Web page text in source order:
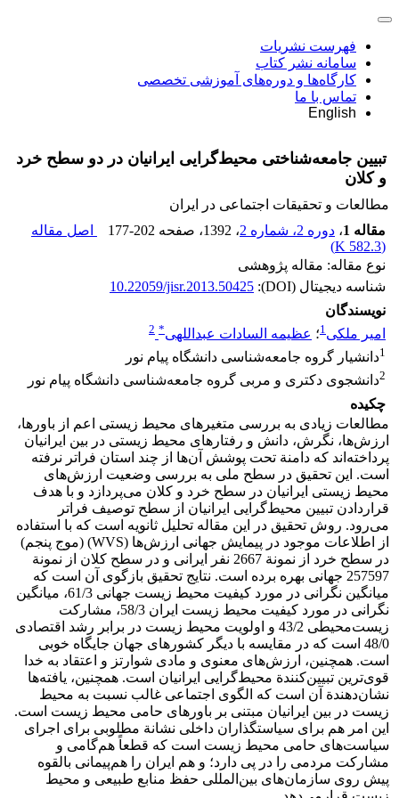
فهرست نشریات
سامانه نشر کتاب
کارگاه‌ها و دوره‌های آموزشی تخصصی
تماس با ما
English
تبیین جامعه‌شناختی محیط‌گرایی ایرانیان در دو سطح خرد
و کلان
مطالعات و تحقیقات اجتماعی در ایران
مقاله 1
، دوره 2، شماره 2 ، 1392 ، صفحه 177-202
اصل مقاله
(
582.3 K
)
نوع مقاله: مقاله پژوهشی
شناسه دیجیتال (DOI):
10.22059/jisr.2013.50425
نویسندگان
امیر ملکی1؛ عظیمه السادات عبداللهی*
2
1دانشیار گروه جامعه‌شناسی دانشگاه پیام نور
2دانشجوی دکتری و مربی گروه جامعه‌شناسی دانشگاه پیام نور
چکیده
مطالعات زیادی به بررسی متغیرهای محیط زیستی اعم از باورها،
ارزش‌ها، نگرش، دانش و رفتارهای محیط زیستی در بین ایرانیان
پرداخته‌اند که دامنة تحت پوشش آن‌ها از چند استان فراتر نرفته
است. این تحقیق در سطح ملی به بررسی وضعیت ارزش‌های
محیط زیستی ایرانیان در سطح خرد و کلان می‌پردازد و با هدف
قراردادن تبیین محیط‌گرایی ایرانیان از سطح توصیف فراتر
می‌رود. روش تحقیق در این مقاله تحلیل ثانویه است که با استفاده
از اطلاعات موجود در پیمایش جهانی ارزش‌ها (WVS) (موج پنجم)
در سطح خرد از نمونة 2667 نفر ایرانی و در سطح کلان از نمونة
257597 جهانی بهره برده است. نتایج تحقیق بازگوی آن است که
میانگین نگرانی در مورد کیفیت محیط زیست جهانی 61/3، میانگین
نگرانی در مورد کیفیت محیط زیست ایران 58/3، مشارکت
زیست‌محیطی 43/2 و اولویت محیط زیست در برابر رشد اقتصادی
48/0 است که در مقایسه با دیگر کشورهای جهان جایگاه خوبی
است. همچنین، ارزش‌های معنوی و مادی شوارتز و اعتقاد به خدا
قوی‌ترین تبیین‌کنندة محیط‌گرایی ایرانیان است. همچنین، یافته‌ها
نشان‌دهندة آن است که الگوی اجتماعی غالب نسبت به محیط
زیست در بین ایرانیان مبتنی بر باورهای حامی محیط زیست است.
این امر هم برای سیاستگذاران داخلی نشانة مطلوبی برای اجرای
سیاست‌های حامی محیط زیست است که قطعاً هم‌گامی و
مشارکت مردمی را در پی دارد؛ و هم ایران را هم‌پیمانی بالقوه
پیش روی سازمان‌های بین‌المللی حفظ منابع طبیعی و محیط